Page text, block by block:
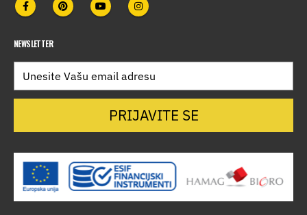
NEWSLETTER
PRIJAVITE SE